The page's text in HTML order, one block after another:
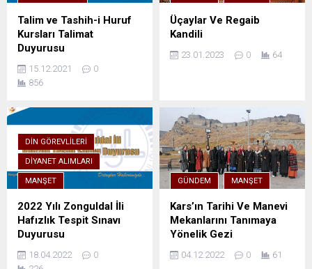
Talim ve Tashih-i Huruf
Kursları Talimat
Duyurusu
15.12.2021
0
856
Üçaylar Ve Regaib
Kandili
23.01.2023 0 64
DIN GÖREVLILERI
DIYANET ALIMLARI
MANŞET
2022 Yılı Zonguldal İli
Hafızlık Tespit Sınavı
Duyurusu
18.04.2022
0
GÜNDEM MANŞET
Kars’ın Tarihi Ve Manevi
Mekanlarını Tanımaya
Yönelik Gezi
04.12.2022 0 61